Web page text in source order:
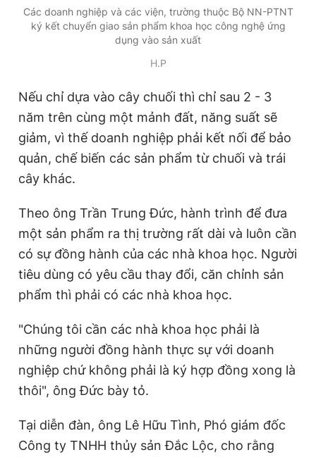
Các doanh nghiệp và các viện, trường thuộc Bộ NN-PTNT
ký kết chuyển giao sản phẩm khoa học công nghệ ứng
dụng vào sản xuất
H.P
Nếu chỉ dựa vào cây chuối thì chỉ sau 2 - 3
năm trên cùng một mảnh đất, năng suất sẽ
giảm, vì thế doanh nghiệp phải kết nối để bảo
quản, chế biến các sản phẩm từ chuối và trái
cây khác.
Theo ông Trần Trung Đức, hành trình để đưa
một sản phẩm ra thị trường rất dài và luôn cần
có sự đồng hành của các nhà khoa học. Người
tiêu dùng có yêu cầu thay đổi, căn chỉnh sản
phẩm thì phải có các nhà khoa học.
"Chúng tôi cần các nhà khoa học phải là
những người đồng hành thực sự với doanh
nghiệp chứ không phải là ký hợp đồng xong là
thôi", ông Đức bày tỏ.
Tại diễn đàn, ông Lê Hữu Tình, Phó giám đốc
Công ty TNHH thủy sản Đắc Lộc, cho rằng